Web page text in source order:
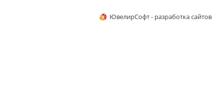
ЮвелирСофт - разработка сайтов